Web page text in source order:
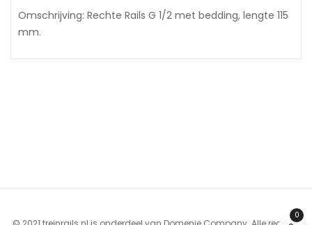
Omschrijving: Rechte Rails G 1/2 met bedding, lengte 115
mm.
0